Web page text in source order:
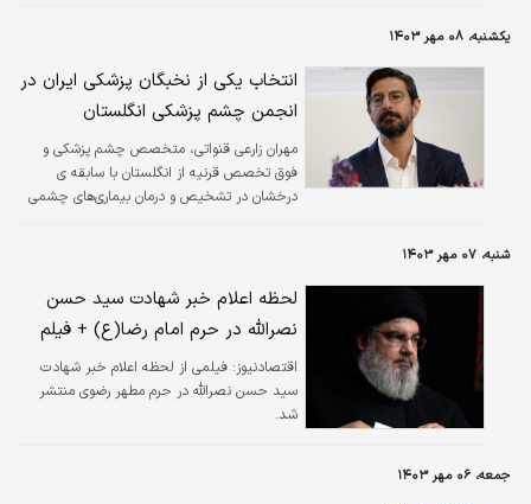
یکشنبه، ۰۸ مهر ۱۴۰۳
انتخاب یکی از نخبگان پزشکی ایران در
انجمن چشم پزشکی انگلستان
مهران زارعی قنواتی، متخصص چشم پزشکی و
فوق تخصص قرنیه از انگلستان با سابقه ی
درخشان در تشخیص و درمان بیماری‌های چشمی
شنبه، ۰۷ مهر ۱۴۰۳
لحظه اعلام خبر شهادت سید حسن
نصرالله در حرم امام رضا(ع) + فیلم
اقتصادنیوز: فیلمی از لحظه اعلام خبر شهادت
سید حسن نصرالله در حرم مطهر رضوی منتشر
شد.
جمعه، ۰۶ مهر ۱۴۰۳